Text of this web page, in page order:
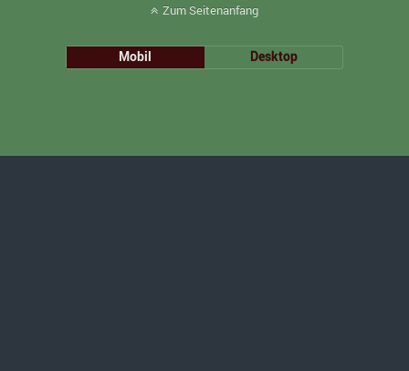
Zum Seitenanfang
Mobil Desktop